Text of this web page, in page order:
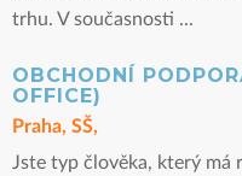
trhu. V současnosti ...
OBCHODNÍ
OFFICE)
Praha, SŠ,
Jste typ člověka, který má